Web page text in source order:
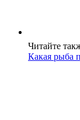
Читайте
Какая рыба